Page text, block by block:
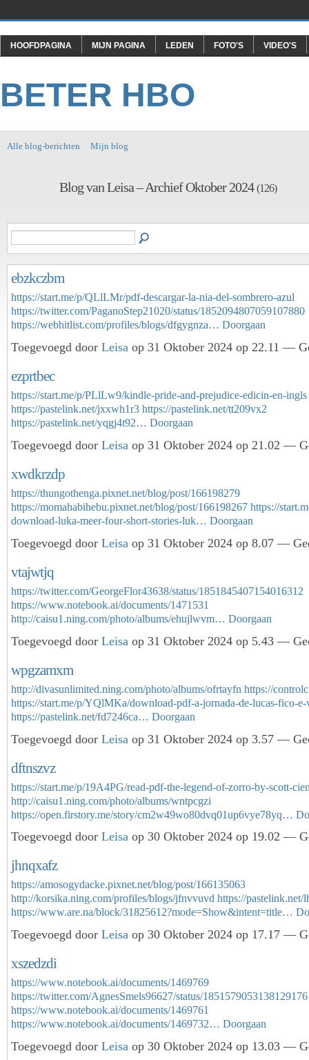
HOOFDPAGINA MIJN PAGINA LEDEN FOTO'S VIDEO'S
BETER HBO
Alle blog-berichten Mijn blog
Blog van Leisa – Archief Oktober 2024(126)
ebzkczbm
https://start.me/p/QLlLMr/pdf-descargar-la-nia-del-sombrero-azul
https://twitter.com/PaganoStep21020/status/1852094807059107880
https://webhitlist.com/profiles/blogs/dfgygnza… Doorgaan
Toegevoegd door Leisa op 31 Oktober 2024 op 22.11 —
ezprtbec
https://start.me/p/PLlLw9/kindle-pride-and-prejudice-edicin-en-ingls
https://pastelink.net/jxxwh1r3 https://pastelink.net/tt209vx2
https://pastelink.net/yqgj4t92… Doorgaan
Toegevoegd door Leisa op 31 Oktober 2024 op 21.02 —
xwdkrzdp
https://thungothenga.pixnet.net/blog/post/166198279
https://momahabihebu.pixnet.net/blog/post/166198267 https://
download-luka-meer-four-short-stories-luk… Doorgaan
Toegevoegd door Leisa op 31 Oktober 2024 op 8.07 —
vtajwtjq
https://twitter.com/GeorgeFlor43638/status/1851845407154016312
https://www.notebook.ai/documents/1471531
http://caisu1.ning.com/photo/albums/ehujlwvm… Doorgaan
Toegevoegd door Leisa op 31 Oktober 2024 op 5.43 —
wpgzamxm
http://divasunlimited.ning.com/photo/albums/ofrtayfn https://
https://start.me/p/YQlMKa/download-pdf-a-jornada-de-lucas-fico-e-
https://pastelink.net/fd7246ca… Doorgaan
Toegevoegd door Leisa op 31 Oktober 2024 op 3.57 —
dftnszvz
https://start.me/p/19A4PG/read-pdf-the-legend-of-zorro-by-scott-
http://caisu1.ning.com/photo/albums/wntpcgzi
https://open.firstory.me/story/cm2w49wo80dvq01up6vye78yq…
Toegevoegd door Leisa op 30 Oktober 2024 op 19.02 —
jhnqxafz
https://amosogydacke.pixnet.net/blog/post/166135063
http://korsika.ning.com/profiles/blogs/jfnvvuvd https://pastelink.net/
https://www.are.na/block/31825612?mode=Show&intent=title…
Toegevoegd door Leisa op 30 Oktober 2024 op 17.17 —
xszedzdi
https://www.notebook.ai/documents/1469769
https://twitter.com/AgnesSmels96627/status/1851579053138129176
https://www.notebook.ai/documents/1469761
https://www.notebook.ai/documents/1469732… Doorgaan
Toegevoegd door Leisa op 30 Oktober 2024 op 13.03 —